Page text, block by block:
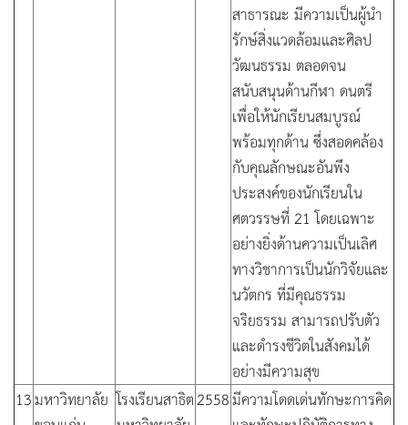
สาธารณะ มีความเป็นผู้นำ
รักษ์สิ่งแวดล้อมและศิลป
วัฒนธรรม ตลอดจน
สนับสนุนด้านกีฬา ดนตรี
เพื่อให้นักเรียนสมบูรณ์
พร้อมทุกด้าน ซึ่งสอดคล้อง
กับคุณลักษณะอันพึง
ประสงค์ของนักเรียนใน
ศตวรรษที่ 21 โดยเฉพาะ
อย่างยิ่งด้านความเป็นเลิศ
ทางวิชาการเป็นนักวิจัยและ
นวัตกร ที่มีคุณธรรม
จริยธรรม สามารถปรับตัว
และดำรงชีวิตในสังคมได้
อย่างมีความสุข
13มหาวิทยาลัย โรงเรียนสาธิต2558มีความโดดเด่นทักษะการคิด